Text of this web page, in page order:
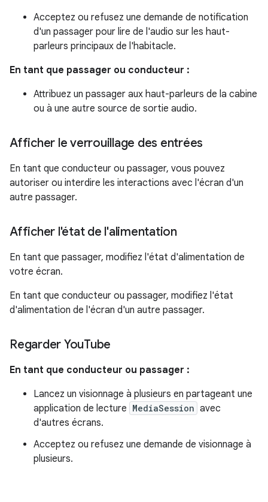
Acceptez ou refusez une demande de notification
d'un passager pour lire de l'audio sur les haut-
parleurs principaux de l'habitacle.
En tant que passager ou conducteur :
Attribuez un passager aux haut-parleurs de la cabine
ou à une autre source de sortie audio.
Afficher le verrouillage des entrées
En tant que conducteur ou passager, vous pouvez
autoriser ou interdire les interactions avec l'écran d'un
autre passager.
Afficher l'état de l'alimentation
En tant que passager, modifiez l'état d'alimentation de
votre écran.
En tant que conducteur ou passager, modifiez l'état
d'alimentation de l'écran d'un autre passager.
Regarder YouTube
En tant que conducteur ou passager :
Lancez un visionnage à plusieurs en partageant une
application de lecture MediaSession avec
d'autres écrans.
Acceptez ou refusez une demande de visionnage à
plusieurs.